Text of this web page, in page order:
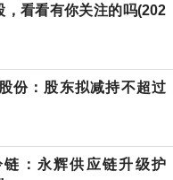
，看看有你关注的吗(202
份：股东拟减持不超过
：永辉供应链升级护